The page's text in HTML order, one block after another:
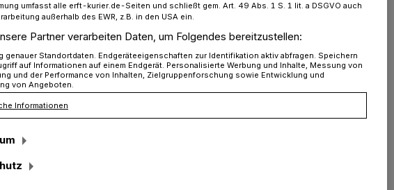
„Ich
Schule
Mutter der Kompanie,
ein paar der „essenziellen
Schumacher, Schulleiterin der
umfasst alle erft-kurier.de-Seiten und schließt gem. Art. 49 Abs. 1 S. 1 lit. a DSGVO auch
außerhalb des EWR, z.B. in den USA ein.
Partner verarbeiten Daten, um Folgendes bereitzustellen:
genauer Standortdaten. Endgeräteeigenschaften zur Identifikation aktiv abfragen. Speichern
auf Informationen auf einem Endgerät. Personalisierte Werbung und Inhalte, Messung von
und der Performance von Inhalten, Zielgruppenforschung sowie Entwicklung und
von Angeboten.
Informationen